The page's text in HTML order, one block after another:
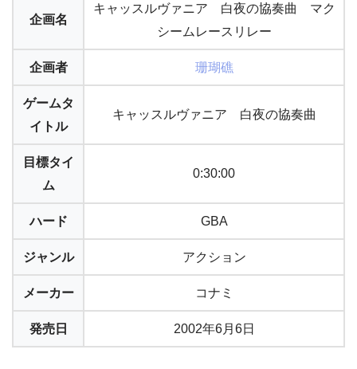
企画名
キャッスルヴァニア 白夜の協奏曲 マク
シームレースリレー
企画者 珊瑚礁
ゲームタ
イトル
キャッスルヴァニア 白夜の協奏曲
目標タイ
ム
0:30:00
ハード GBA
ジャンル アクション
メーカー コナミ
発売日 2002年6月6日